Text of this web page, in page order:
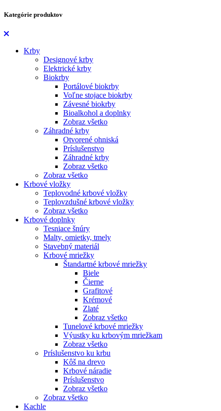
Kategórie produktov
Krby
Designové krby
Elektrické krby
Biokrby
Portálové biokrby
Voľne stojace biokrby
Závesné biokrby
Bioalkohol a doplnky
Zobraz všetko
Záhradné krby
Otvorené ohniská
Príslušenstvo
Záhradné krby
Zobraz všetko
Zobraz všetko
Krbové vložky
Teplovodné krbové vložky
Teplovzdušné krbové vložky
Zobraz všetko
Krbové doplnky
Tesniace šnúry
Malty, omietky, tmely
Stavebný materiál
Krbové mriežky
Štandartné krbové mriežky
Biele
Čierne
Grafitové
Krémové
Zlaté
Zobraz všetko
Tunelové krbové mriežky
Výustky ku krbovým mriežkam
Zobraz všetko
Príslušenstvo ku krbu
Kôš na drevo
Krbové náradie
Príslušenstvo
Zobraz všetko
Zobraz všetko
Kachle